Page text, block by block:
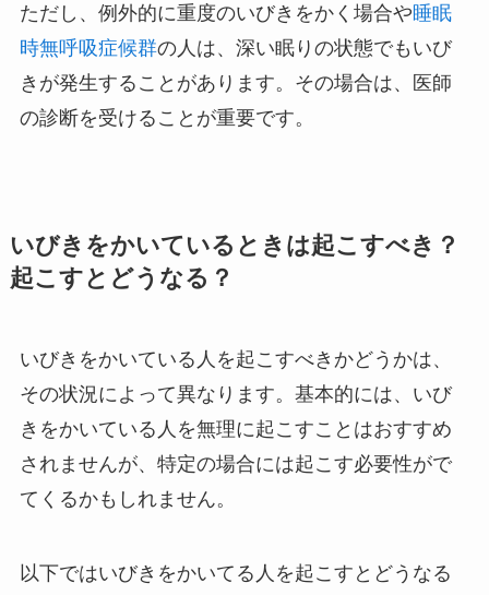
ただし、例外的に重度のいびきをかく場合や睡眠
時無呼吸症候群の人は、深い眠りの状態でもいび
きが発生することがあります。その場合は、医師
の診断を受けることが重要です。
いびきをかいているときは起こすべき？
起こすとどうなる？
いびきをかいている人を起こすべきかどうかは、
その状況によって異なります。基本的には、いび
きをかいている人を無理に起こすことはおすすめ
されませんが、特定の場合には起こす必要性がで
てくるかもしれません。
以下ではいびきをかいてる人を起こすとどうなる